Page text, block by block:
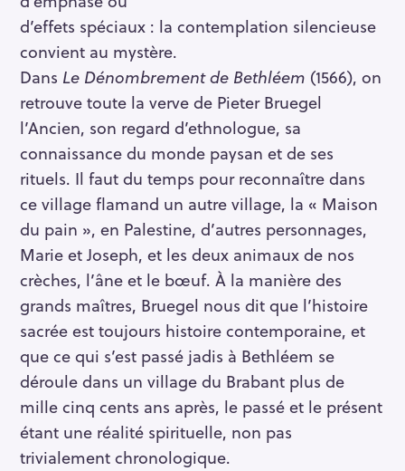
d’effets spéciaux : la contemplation silencieuse
convient au mystère.
Dans Le Dénombrement de Bethléem (1566), on
retrouve toute la verve de Pieter Bruegel
l’Ancien, son regard d’ethnologue, sa
connaissance du monde paysan et de ses
rituels. Il faut du temps pour reconnaître dans
ce village flamand un autre village, la « Maison
du pain », en Palestine, d’autres personnages,
Marie et Joseph, et les deux animaux de nos
crèches, l’âne et le bœuf. À la manière des
grands maîtres, Bruegel nous dit que l’histoire
sacrée est toujours histoire contemporaine, et
que ce qui s’est passé jadis à Bethléem se
déroule dans un village du Brabant plus de
mille cinq cents ans après, le passé et le présent
étant une réalité spirituelle, non pas
trivialement chronologique.